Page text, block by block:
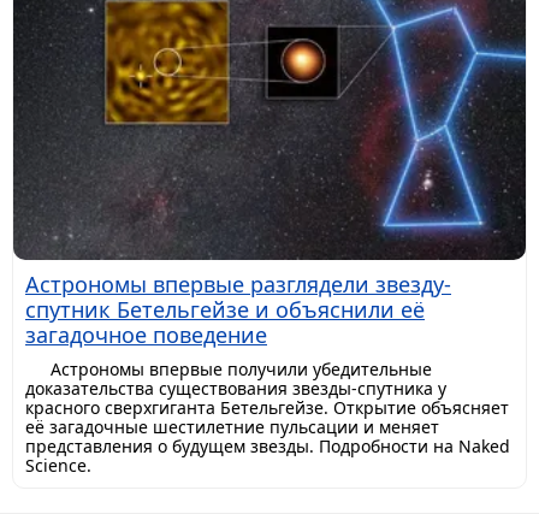
Астрономы впервые разглядели звезду-
спутник Бетельгейзе и объяснили её
загадочное поведение
Астрономы впервые получили убедительные
доказательства существования звезды-спутника у
красного сверхгиганта Бетельгейзе. Открытие объясняет
её загадочные шестилетние пульсации и меняет
представления о будущем звезды. Подробности на Naked
Science.